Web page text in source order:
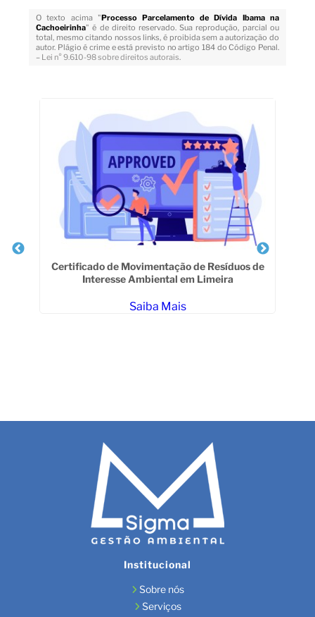
O texto acima "Processo Parcelamento de Dívida Ibama na
Cachoeirinha" é de direito reservado. Sua reprodução, parcial ou
total, mesmo citando nossos links, é proibida sem a autorização do
autor. Plágio é crime e está previsto no artigo 184 do Código Penal.
– Lei n° 9.610-98 sobre direitos autorais.
Certificado de Movimentação de Resíduos de
Interesse Ambiental em Limeira
Saiba Mais
Institucional
Sobre nós
Serviços